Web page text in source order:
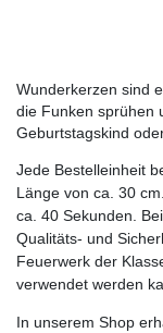
Wunderkerzen sind
die Funken sprühen
Geburtstagskind
Jede Bestelleinheit
Länge von ca. 30
ca. 40 Sekunden.
Qualitäts- und
Feuerwerk der
verwendet werden
In unserem Shop